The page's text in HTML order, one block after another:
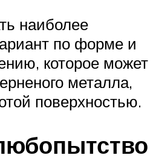
наиболее
по форме и
которое может
металла,
поверхностью.